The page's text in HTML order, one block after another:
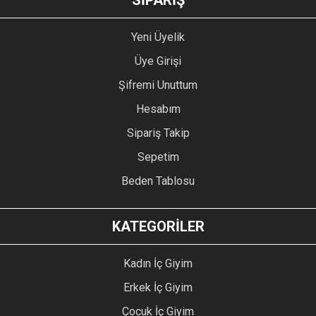
Yeni Üyelik
Üye Girişi
Şifremi Unuttum
Hesabım
Sipariş Takip
Sepetim
Beden Tablosu
KATEGORİLER
Kadın İç Giyim
Erkek İç Giyim
Çocuk İç Giyim